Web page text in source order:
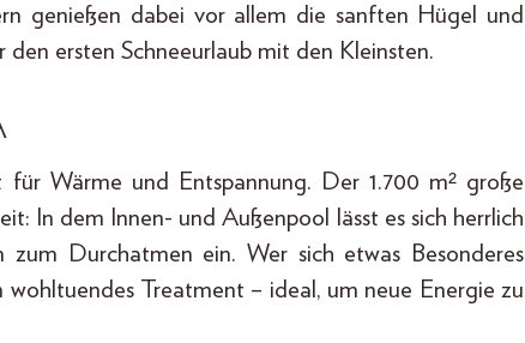
genießen dabei vor allem die sanften Hügel und
ersten Schneeurlaub mit den Kleinsten.
Wärme und Entspannung. Der 1.700 m² große
In dem Innen- und Außenpool lässt es sich herrlich
Durchatmen ein. Wer sich etwas Besonderes
Treatment – ideal, um neue Energie zu